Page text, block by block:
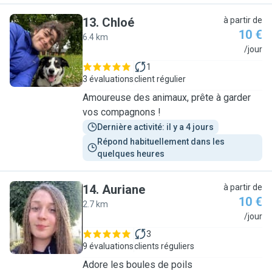
C
13. Chloé
6.4 km
à partir de
10 €
/jour
3 évaluations
1
client régulier
Amoureuse des animaux, prête à garder
vos compagnons !
Dernière activité: il y a 4 jours
Répond habituellement dans les
quelques heures
A
14. Auriane
2.7 km
à partir de
10 €
/jour
9 évaluations
3
clients réguliers
Adore les boules de poils